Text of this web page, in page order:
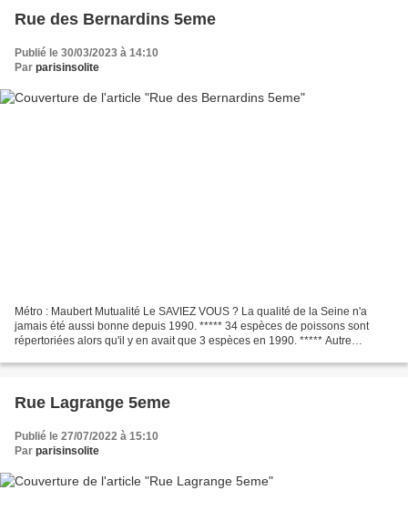
Rue des Bernardins 5eme
Publié le 30/03/2023 à 14:10
Par parisinsolite
Métro : Maubert Mutualité Le SAVIEZ VOUS ? La qualité de la Seine n'a
jamais été aussi bonne depuis 1990. ***** 34 espèces de poissons sont
répertoriées alors qu'il y en avait que 3 espèces en 1990. ***** Autre
Rue Lagrange 5eme
Publié le 27/07/2022 à 15:10
Par parisinsolite